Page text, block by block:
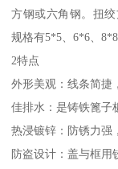
方钢或六角钢。扭
规格有5*5、6*6、
2特点
外形美观：线条简捷
佳排水：是铸铁篦子
热浸镀锌：防锈力强
防盗设计：盖与框用